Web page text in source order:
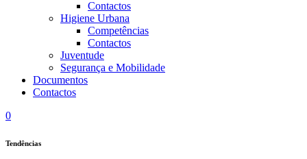
Contactos
Higiene Urbana
Competências
Contactos
Juventude
Segurança e Mobilidade
Documentos
Contactos
0
Tendências